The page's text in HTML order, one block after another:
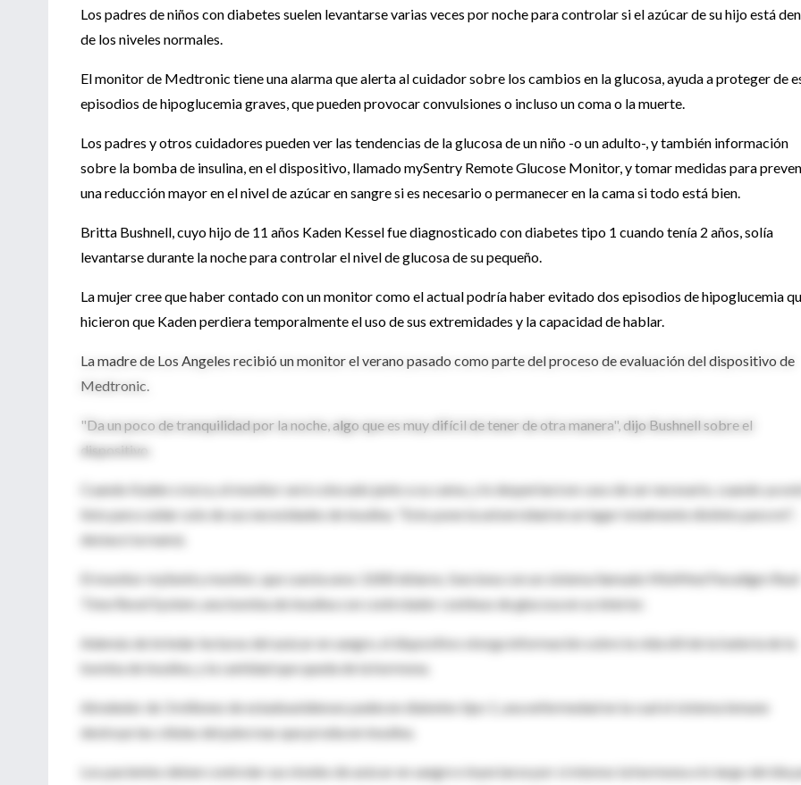
Los padres de niños con diabetes suelen levantarse varias veces por noche para controlar si el azúcar de su hijo está
de los niveles normales.
El monitor de Medtronic tiene una alarma que alerta al cuidador sobre los cambios en la glucosa, ayuda a proteger de
episodios de hipoglucemia graves, que pueden provocar convulsiones o incluso un coma o la muerte.
Los padres y otros cuidadores pueden ver las tendencias de la glucosa de un niño -o un adulto-, y también información
sobre la bomba de insulina, en el dispositivo, llamado mySentry Remote Glucose Monitor, y tomar medidas para
una reducción mayor en el nivel de azúcar en sangre si es necesario o permanecer en la cama si todo está bien.
Britta Bushnell, cuyo hijo de 11 años Kaden Kessel fue diagnosticado con diabetes tipo 1 cuando tenía 2 años, solía
levantarse durante la noche para controlar el nivel de glucosa de su pequeño.
La mujer cree que haber contado con un monitor como el actual podría haber evitado dos episodios de hipoglucemia
hicieron que Kaden perdiera temporalmente el uso de sus extremidades y la capacidad de hablar.
La madre de Los Angeles recibió un monitor el verano pasado como parte del proceso de evaluación del dispositivo de
Medtronic.
"Da un poco de tranquilidad por la noche, algo que es muy difícil de tener de otra manera", dijo Bushnell sobre el
dispositivo.
Cuando Kaden crezca, el monitor será colocado junto a su cama, y lo despertará en caso de ser necesario, cuando ya
listo para cuidar solo de sus necesidades de insulina. "Esto pone la universidad en un lugar totalmente distinto para mí",
destacó la mamá.
El monitor mySentry monitor, que cuesta unos 3.000 dólares, funciona con un sistema llamado MiniMed Paradigm
Time Revel System, una bomba de insulina con controlador continuo de glucosa en su interior.
Además de brindar lecturas del azúcar en sangre, el dispositivo otorga información sobre la vida útil de la batería de la
bomba de insulina, y la cantidad que queda de la hormona.
Alrededor de 3 millones de estadounidenses padecen diabetes tipo 1, una enfermedad en la cual el sistema inmune
destruye las células del páncreas que producen insulina.
Los pacientes deben controlar sus niveles de azúcar en sangre e inyectarse por sí mismos la hormona a lo largo del día